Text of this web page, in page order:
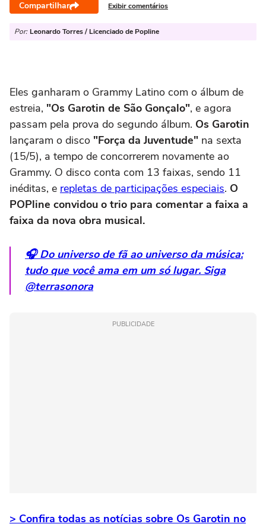
Compartilhar Exibir comentários
Por: Leonardo Torres / Licenciado de Popline
Eles ganharam o Grammy Latino com o álbum de
estreia, "Os Garotin de São Gonçalo", e agora
passam pela prova do segundo álbum. Os Garotin
lançaram o disco "Força da Juventude" na sexta
(15/5), a tempo de concorrerem novamente ao
Grammy. O disco conta com 13 faixas, sendo 11
inéditas, e repletas de participações especiais. O
POPline convidou o trio para comentar a faixa a
faixa da nova obra musical.
🎧 Do universo de fã ao universo da música:
tudo que você ama em um só lugar. Siga
@terrasonora
PUBLICIDADE
> Confira todas as notícias sobre Os Garotin no